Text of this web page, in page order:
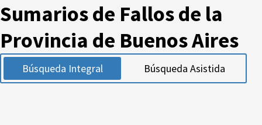
Sumarios de Fallos de la
Provincia de Buenos Aires
Búsqueda Integral Búsqueda Asistida